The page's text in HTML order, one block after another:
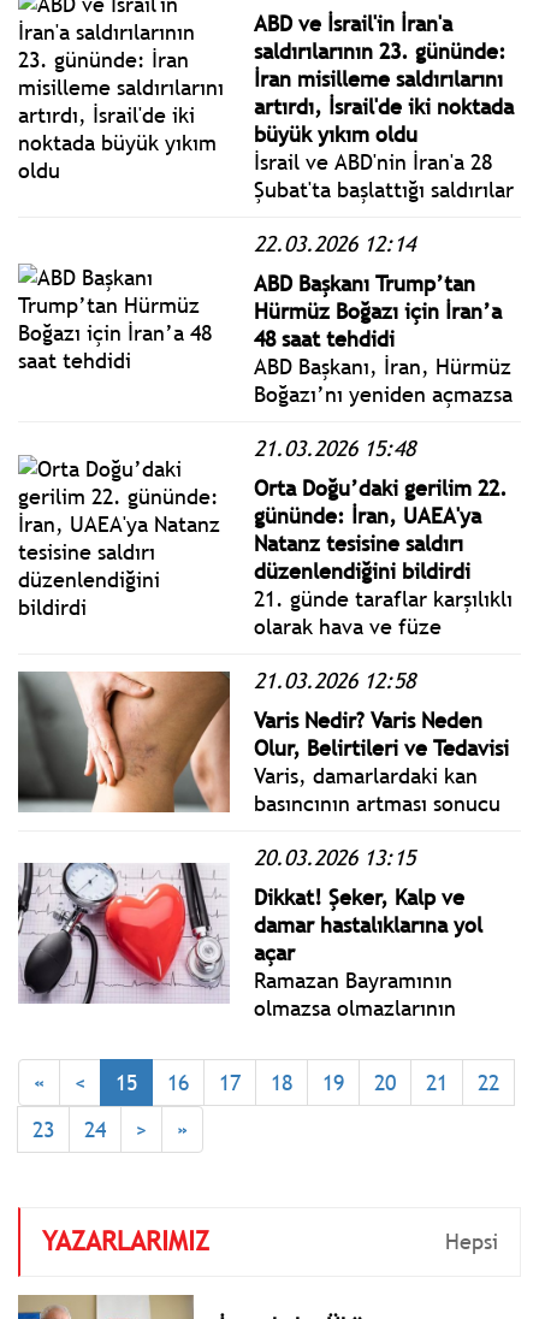
açmazsa İran’ın enerji
tesislerini ‘en büyük
olandan başlayarak’ hedef
alacağını" söylemesi
üzerine cevap verdi.
ABD ve İsrail'in İran'a
saldırılarının 23. gününde:
İran misilleme saldırılarını
artırdı, İsrail'de iki noktada
büyük yıkım oldu
İsrail ve ABD'nin İran'a 28
Şubat'ta başlattığı saldırılar
İsrail'in ve İran'ın hava
saldırıları gece boyunca
devam etti. ABD ve İsrail'in
İran'a saldırıları 23. gününe
girerken İran karşılık
vermeye devam ediyor.
22.03.2026 12:14
ABD Başkanı Trump’tan
Hürmüz Boğazı için İran’a
48 saat tehdidi
ABD Başkanı, İran, Hürmüz
Boğazı’nı yeniden açmazsa
‘en büyük olandan
başlayarak’ hedef alacağını
söyledi.
21.03.2026 15:48
Orta Doğu’daki gerilim 22.
gününde: İran, UAEA'ya
Natanz tesisine saldırı
düzenlendiğini bildirdi
21. günde taraflar karşılıklı
olarak hava ve füze
İran hem İsrail’i hem de
ABD üslerinin bulunduğu
bölge ülkelerini hedef aldı.
21.03.2026 12:58
Varis Nedir? Varis Neden
Olur, Belirtileri ve Tedavisi
Varis, damarlardaki kan
basıncının artması sonucu
genişleyerek şişmesiyle
meydana gelen bir damar
hastalığıdır.
20.03.2026 13:15
Dikkat! Şeker, Kalp ve
damar hastalıklarına yol
açar
Ramazan Bayramının
olmazsa olmazlarının
geliyor. Bayram
ziyaretlerinde ‘yemezsem
« < 15 16 17 18 19 20 21
22
23
24 > »
YAZARLARIMIZ Hepsi